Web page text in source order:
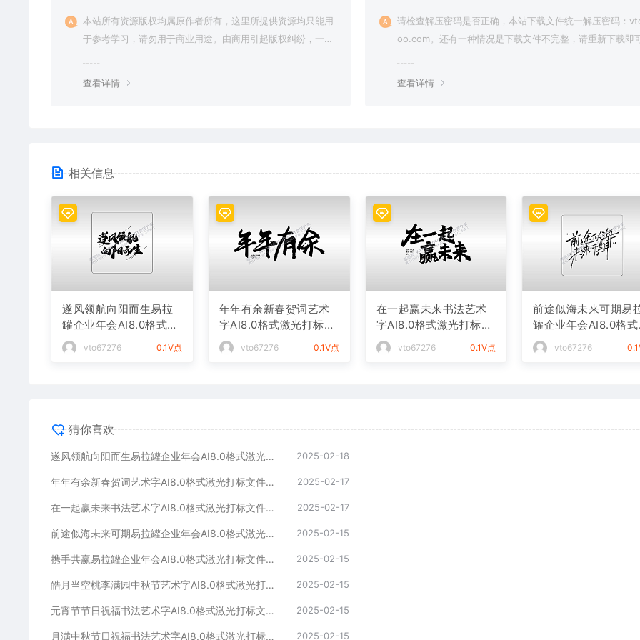
本站所有资源版权均属原作者所有，这里所提供资源均只能用
于参考学习，请勿用于商业用途。由商用引起版权纠纷，一切
查看详情
请检查解压密码是否正确，本站下载文件统一解压密码：
oo.com。还有一种情况是下载文件不完整，请重新下载即可
查看详情
相关信息
遂风领航向阳而生易拉
罐企业年会AI8.0格式激
光打标文件通用矢量图
vto67276 0.1V点
年年有余新春贺词艺术
字AI8.0格式激光打标文
件通用矢量图
vto67276 0.1V点
在一起赢未来书法艺术
字AI8.0格式激光打标文
件通用矢量图
vto67276 0.1V点
前途似海未来可期易
罐企业年会AI8.0格式
光打标文件通用矢量图
vto67276
猜你喜欢
遂风领航向阳而生易拉罐企业年会AI8.0格式激光打标文件通用矢量图 2025-02-18
年年有余新春贺词艺术字AI8.0格式激光打标文件通用矢量图 2025-02-17
在一起赢未来书法艺术字AI8.0格式激光打标文件通用矢量图 2025-02-17
前途似海未来可期易拉罐企业年会AI8.0格式激光打标文件通用矢量图 2025-02-15
携手共赢易拉罐企业年会AI8.0格式激光打标文件通用矢量图 2025-02-15
皓月当空桃李满园中秋节艺术字AI8.0格式激光打标文件通用矢量图 2025-02-15
元宵节节日祝福书法艺术字AI8.0格式激光打标文件通用矢量图 2025-02-15
月满中秋节日祝福书法艺术字AI8.0格式激光打标文件通用矢量图 2025-02-15